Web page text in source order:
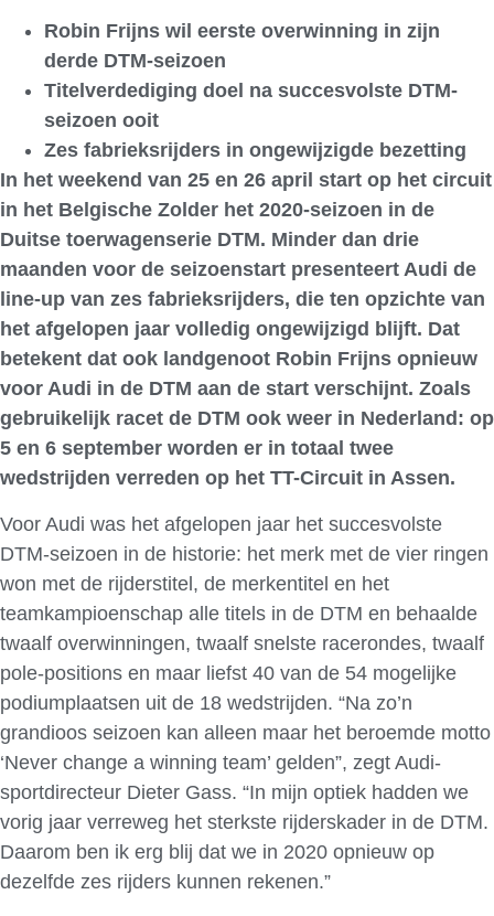
Robin Frijns wil eerste overwinning in zijn
derde DTM-seizoen
Titelverdediging doel na succesvolste DTM-
seizoen ooit
Zes fabrieksrijders in ongewijzigde bezetting
In het weekend van 25 en 26 april start op het circuit
in het Belgische Zolder het 2020-seizoen in de
Duitse toerwagenserie DTM. Minder dan drie
maanden voor de seizoenstart presenteert Audi de
line-up van zes fabrieksrijders, die ten opzichte van
het afgelopen jaar volledig ongewijzigd blijft. Dat
betekent dat ook landgenoot Robin Frijns opnieuw
voor Audi in de DTM aan de start verschijnt. Zoals
gebruikelijk racet de DTM ook weer in Nederland: op
5 en 6 september worden er in totaal twee
wedstrijden verreden op het TT-Circuit in Assen.
Voor Audi was het afgelopen jaar het succesvolste
DTM-seizoen in de historie: het merk met de vier ringen
won met de rijderstitel, de merkentitel en het
teamkampioenschap alle titels in de DTM en behaalde
twaalf overwinningen, twaalf snelste racerondes, twaalf
pole-positions en maar liefst 40 van de 54 mogelijke
podiumplaatsen uit de 18 wedstrijden. “Na zo’n
grandioos seizoen kan alleen maar het beroemde motto
‘Never change a winning team’ gelden”, zegt Audi-
sportdirecteur Dieter Gass. “In mijn optiek hadden we
vorig jaar verreweg het sterkste rijderskader in de DTM.
Daarom ben ik erg blij dat we in 2020 opnieuw op
dezelfde zes rijders kunnen rekenen.”